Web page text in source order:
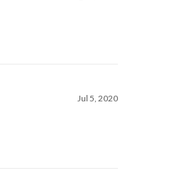
Jul 5, 2020